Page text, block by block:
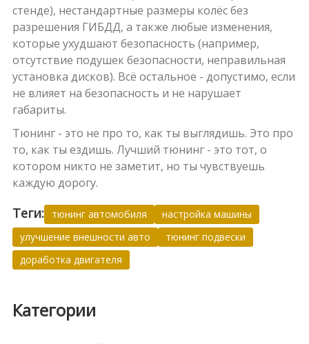
стенде), нестандартные размеры колёс без
разрешения ГИБДД, а также любые изменения,
которые ухудшают безопасность (например,
отсутствие подушек безопасности, неправильная
установка дисков). Всё остальное - допустимо, если
не влияет на безопасность и не нарушает
габариты.
Тюнинг - это не про то, как ты выглядишь. Это про
то, как ты ездишь. Лучший тюнинг - это тот, о
котором никто не заметит, но ты чувствуешь
каждую дорогу.
Теги: тюнинг автомобиля
настройка машины
улучшение внешности авто
тюнинг подвески
доработка двигателя
Категории